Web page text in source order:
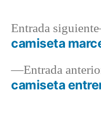
deEntrada
camiseta
Entrada siguiente
camiseta